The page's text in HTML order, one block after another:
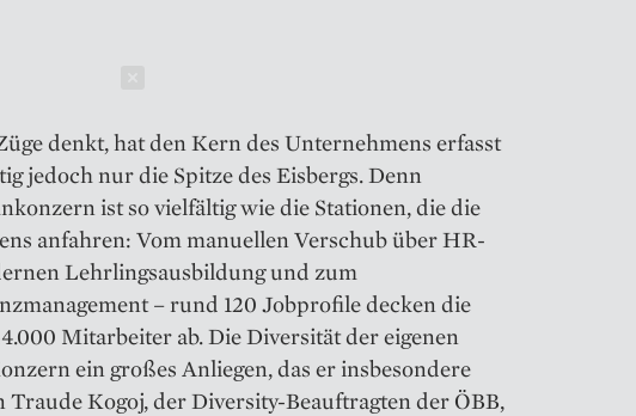
denkt, hat den Kern des ­Unternehmens erfasst
jedoch nur die Spitze des Eisbergs. Denn
ist so vielfältig wie die Stationen, die die
anfahren: Vom manuellen Verschub über HR-
Lehrlingsausbildung und zum
– rund 120 Jobprofile decken die
Mitarbeiter ab. Die Diversität der eigenen
ein großes Anliegen, das er insbesondere
Kogoj, der Diversity-Beauftragten der ÖBB,